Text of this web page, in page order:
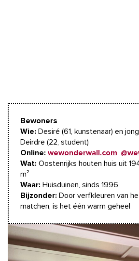
Bewoners
Wie: Desiré (61, kunstenaar) en
Deirdre (22, student)
Online: wewonderwall.com
Wat: Oostenrijks houten huis uit
m²
Waar: Huisduinen, sinds 1996
Bijzonder: Door verfkleuren van
matchen, is het één warm geheel